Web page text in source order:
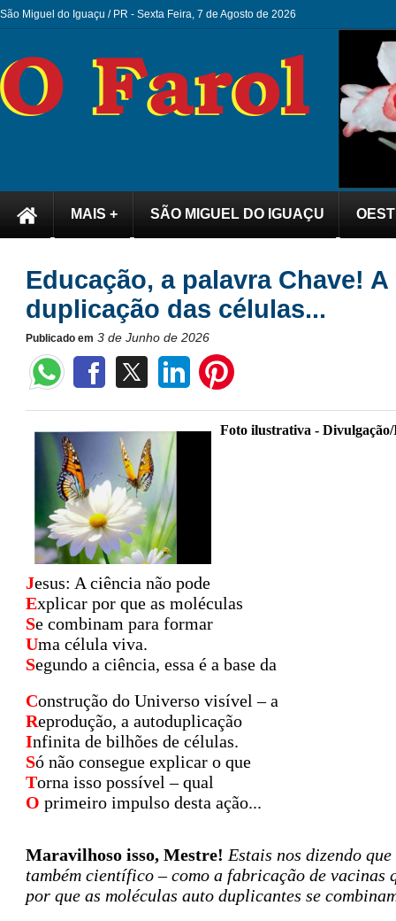
São Miguel do Iguaçu / PR - Sexta Feira, 7 de Agosto de 2026
MAIS + SÃO MIGUEL DO IGUAÇU
Educação, a palavra Chave!
duplicação das células...
Publicado em 3 de Junho de 2026
Foto ilustrativa -
Jesus: A ciência não pode
Explicar por que as moléculas
Se combinam para formar
Uma célula viva.
Segundo a ciência, essa é a base da
Construção do Universo visível – a
Reprodução, a autoduplicação
Infinita de bilhões de células.
Só não consegue explicar o que
Torna isso possível – qual
O primeiro impulso desta ação...
Maravilhoso isso, Mestre! Estais nos dizendo
também científico – como a fabricação de vacinas
por que as moléculas auto duplicantes se